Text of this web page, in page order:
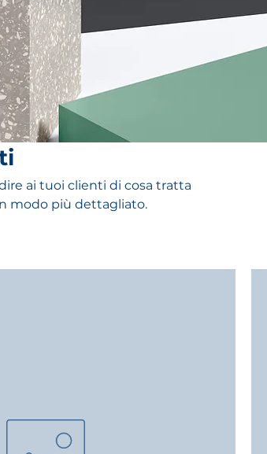
ai tuoi clienti di cosa tratta
modo più dettagliato.